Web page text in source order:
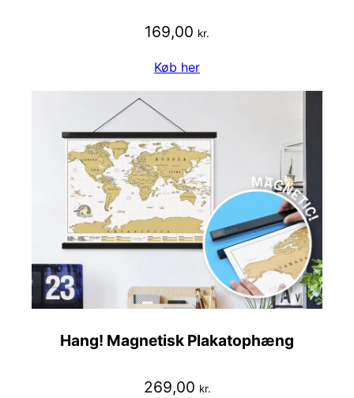
169,00 kr.
Køb her
Hang! Magnetisk Plakatophæng
269,00 kr.